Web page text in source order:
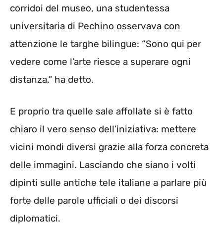
corridoi del museo, una studentessa
universitaria di Pechino osservava con
attenzione le targhe bilingue: “Sono qui per
vedere come l’arte riesce a superare ogni
distanza,” ha detto.
E proprio tra quelle sale affollate si è fatto
chiaro il vero senso dell’iniziativa: mettere
vicini mondi diversi grazie alla forza concreta
delle immagini. Lasciando che siano i volti
dipinti sulle antiche tele italiane a parlare più
forte delle parole ufficiali o dei discorsi
diplomatici.